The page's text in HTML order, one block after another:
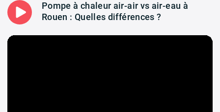
Pompe à chaleur air-air vs air-eau à
Rouen : Quelles différences ?